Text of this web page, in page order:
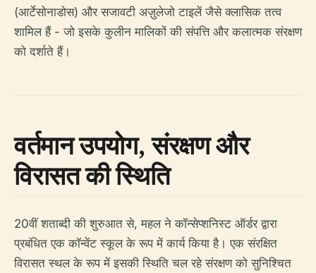
(आर्टेसोनाडोस) और सजावटी अज़ुलेजो टाइलें जैसे क्लासिक तत्व
शामिल हैं - जो इसके कुलीन मालिकों की संपत्ति और कलात्मक संरक्षण
को दर्शाते हैं।
वर्तमान उपयोग, संरक्षण और
विरासत की स्थिति
20वीं शताब्दी की शुरुआत से, महल ने कॉन्सेप्शनिस्ट ऑर्डर द्वारा
प्रबंधित एक कॉन्वेंट स्कूल के रूप में कार्य किया है। एक संरक्षित
विरासत स्थल के रूप में इसकी स्थिति चल रहे संरक्षण को सुनिश्चित